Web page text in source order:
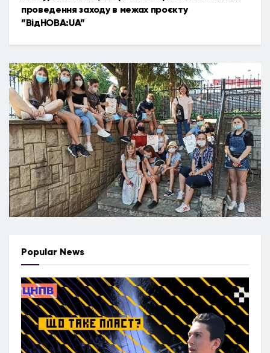
проведення заходу в межах проєкту
”ВідНОВА:UA”
Popular News